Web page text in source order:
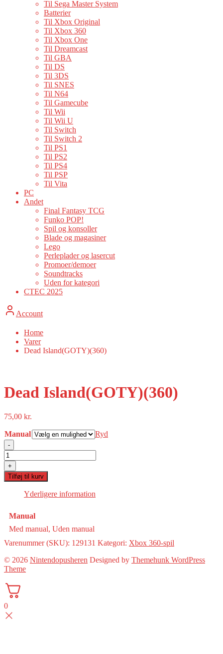
Til Sega Master System
Batterier
Til Xbox Original
Til Xbox 360
Til Xbox One
Til Dreamcast
Til GBA
Til DS
Til 3DS
Til SNES
Til N64
Til Gamecube
Til Wii
Til Wii U
Til Switch
Til Switch 2
Til PS1
Til PS2
Til PS4
Til PSP
Til Vita
PC
Andet
Final Fantasy TCG
Funko POP!
Spil og konsoller
Blade og magasiner
Lego
Perleplader og lasercut
Promoer/demoer
Soundtracks
Uden for kategori
CTEC 2025
Account
Home
Varer
Dead Island(GOTY)(360)
Dead Island(GOTY)(360)
75,00 kr.
Manual Ryd
-
Dead
Island(GOTY)
(360)
antal
+
Tilføj til kurv
Yderligere information
Manual
Med manual, Uden manual
Varenummer (SKU): 129131 Kategori: Xbox 360-spil
© 2026 Nintendopusheren Designed by Themehunk WordPress
Theme
0